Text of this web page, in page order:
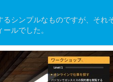
シンプルなものですが、それ
ルでした。